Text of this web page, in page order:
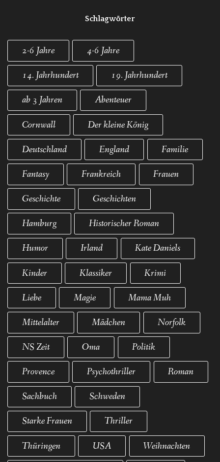
Schlagwörter
2-6 Jahre
4-6 Jahre
14. Jahrhundert
19. Jahrhundert
ab 3 Jahren
Abenteuer
Cornwall
Der kleine König
Deutschland
England
Familie
Fantasy
Frankreich
Frauen
Geschichte
Geschichten
Hamburg
Historischer Roman
Humor
Irland
Kate Daniels
Kinder
Klassiker
Krimi
Liebe
Magie
Mama Muh
Mittelalter
Mädchen
Norfolk
NS Zeit
Oma
Politik
Provence
Psychothriller
Roman
Sachbuch
Schweden
Starke Frauen
Thriller
Thüringen
USA Weihnachten